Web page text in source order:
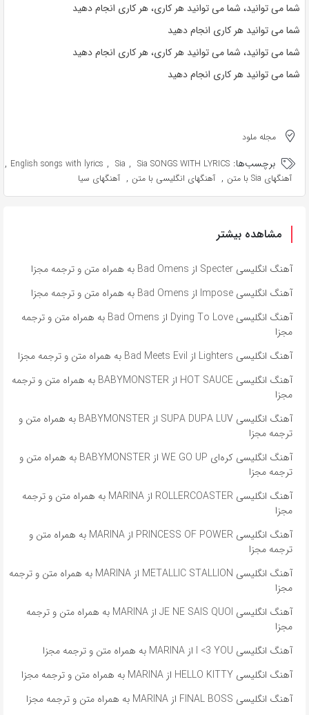
شما می توانید، شما می توانید هر کاری، هر کاری انجام دهید
شما می توانید هر کاری انجام دهید
شما می توانید، شما می توانید هر کاری، هر کاری انجام دهید
شما می توانید هر کاری انجام دهید
مجله ملود
برچسب‌ها: English songs with lyrics , Sia , Sia SONGS WITH LYRICS
,
آهنگهای Sia با متن , آهنگهای انگلیسی با متن , آهنگهای سیا
مشاهده بیشتر
آهنگ انگلیسی Specter از Bad Omens به همراه متن و ترجمه مجزا
آهنگ انگلیسی Impose از Bad Omens به همراه متن و ترجمه مجزا
آهنگ انگلیسی Dying To Love از Bad Omens به همراه متن و ترجمه
مجزا
آهنگ انگلیسی Lighters از Bad Meets Evil به همراه متن و ترجمه مجزا
آهنگ انگلیسی HOT SAUCE از BABYMONSTER به همراه متن و ترجمه
مجزا
آهنگ انگلیسی SUPA DUPA LUV از BABYMONSTER به همراه متن و
ترجمه مجزا
آهنگ انگلیسی کره‌ای WE GO UP از BABYMONSTER به همراه متن و
ترجمه مجزا
آهنگ انگلیسی ROLLERCOASTER از MARINA به همراه متن و ترجمه
مجزا
آهنگ انگلیسی PRINCESS OF POWER از MARINA به همراه متن و
ترجمه مجزا
آهنگ انگلیسی METALLIC STALLION از MARINA به همراه متن و ترجمه
مجزا
آهنگ انگلیسی JE NE SAIS QUOI از MARINA به همراه متن و ترجمه
مجزا
آهنگ انگلیسی I <3 YOU از MARINA به همراه متن و ترجمه مجزا
آهنگ انگلیسی HELLO KITTY از MARINA به همراه متن و ترجمه مجزا
آهنگ انگلیسی FINAL BOSS از MARINA به همراه متن و ترجمه مجزا